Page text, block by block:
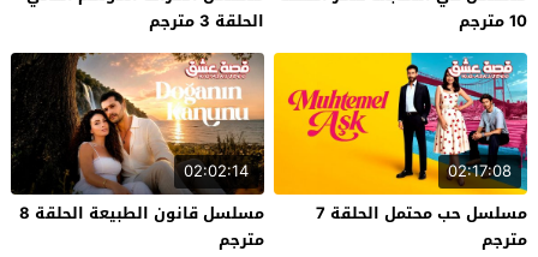
10 مترجم
الحلقة 3 مترجم
02:17:08
مسلسل حب محتمل الحلقة 7
مترجم
02:02:14
مسلسل قانون الطبيعة الحلقة 8
مترجم